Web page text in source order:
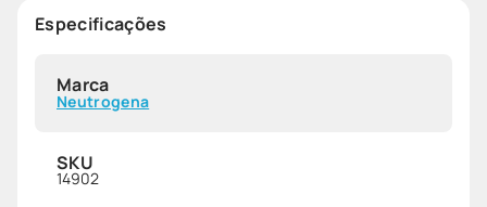
Especificações
Marca
Neutrogena
SKU
14902